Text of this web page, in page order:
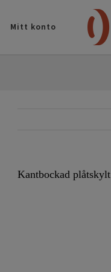
Mitt konto
Kantbockad plåtskylt